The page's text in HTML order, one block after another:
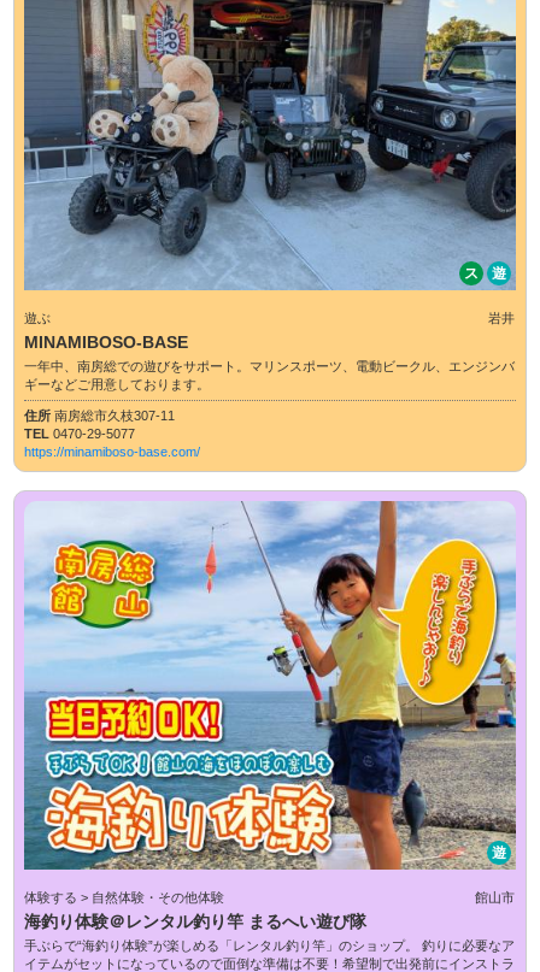
ス 遊
遊ぶ 岩井
MINAMIBOSO-BASE
一年中、南房総での遊びをサポート。マリンスポーツ、電動ビークル、エンジンバ
ギーなどご用意しております。
住所南房総市久枝307-11
TEL0470-29-5077
https://minamiboso-base.com/
遊
体験する > 自然体験・その他体験 館山市
海釣り体験＠レンタル釣り竿 まるへい遊び隊
手ぶらで“海釣り体験”が楽しめる「レンタル釣り竿」のショップ。 釣りに必要なア
イテムがセットになっているので面倒な準備は不要！希望制で出発前にインストラ